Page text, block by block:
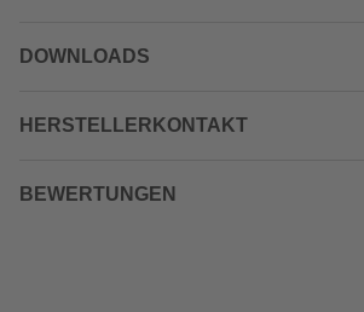
DOWNLOADS
HERSTELLERKONTAKT
BEWERTUNGEN